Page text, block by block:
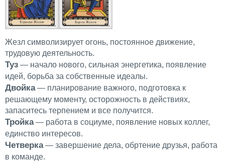
Жезл символизирует огонь, постоянное движение,
трудовую деятельность.
Туз — начало нового, сильная энергетика, появление
идей, борьба за собственные идеалы.
Двойка— планирование важного, подготовка к
решающему моменту, осторожность в действиях,
запаситесь терпением и все получится.
Тройка— работа в социуме, появление новых коллег,
единство интересов.
Четверка— завершение дела, обртение друзья, работа
в команде.